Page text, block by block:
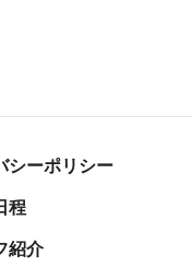
シーポリシー
程
紹介